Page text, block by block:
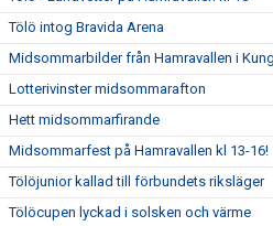
Tölö intog Bravida Arena
Midsommarbilder från Hamravallen i
Lotterivinster midsommarafton
Hett midsommarfirande
Midsommarfest på Hamravallen kl 13-16!
Tölöjunior kallad till förbundets riksläger
Tölöcupen lyckad i solsken och värme